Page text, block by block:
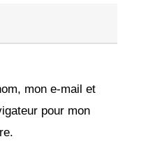
mon e-mail et
pour mon